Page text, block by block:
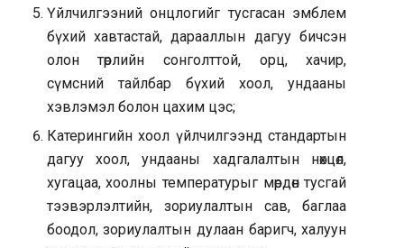
Үйлчилгээний онцлогийг тусгасан эмблем
бүхий хавтастай, дарааллын дагуу бичсэн
олон төрлийн сонголттой, орц, хачир,
сүмсний тайлбар бүхий хоол, ундааны
хэвлэмэл болон цахим цэс;
Катерингийн хоол үйлчилгээнд стандартын
дагуу хоол, ундааны хадгалалтын нөхцөл,
хугацаа, хоолны температурыг мөрдөн тусгай
тээвэрлэлтийн, зориулалтын сав, баглаа
боодол, зориулалтын дулаан баригч, халуун